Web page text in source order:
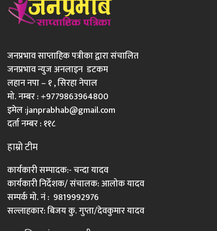
जनप्रभाव साप्ताहिक पत्रीका द्वारा संचालित
जनप्रभाव न्युज अनलाइन डटकम
लहान नपा – १ , सिरहा नेपाल
मो. नम्बर : +9779863964800
इमेल :janprabhab@gmail.com
दर्ता नम्बर : ११८
हाम्रो टीम
कार्यकारी सम्पादक:- चन्दा यादव
कार्यकारी निर्देशक/ संचालक: आलोक यादव
सम्पर्क मो. नं : 9819992976
सल्लाहकार: बिजय कु. गुप्ता/देवकुमार यादव